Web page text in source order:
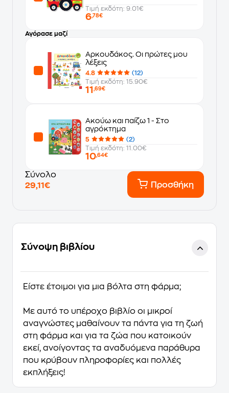
Τιμή εκδότη: 9.01€
6,78€
Αγόρασε μαζί
Αρκουδάκος. Οι πρώτες μου
λέξεις
4.8
(12)
Τιμή εκδότη: 15.90€
11 ,69€
Ακούω και παίζω 1 - Στο
αγρόκτημα
5
(2)
Τιμή εκδότη: 11.00€
10,64€
Σύνολο
29,11€
Προσθήκη
Σύνοψη βιβλίου
Είστε έτοιμοι για μια βόλτα στη φάρμα;
Με αυτό το υπέροχο βιβλίο οι μικροί
αναγνώστες μαθαίνουν τα πάντα για τη ζωή
στη φάρμα και για τα ζώα που κατοικούν
εκεί, ανοίγοντας τα αναδυόμενα παράθυρα
που κρύβουν πληροφορίες και πολλές
εκπλήξεις!